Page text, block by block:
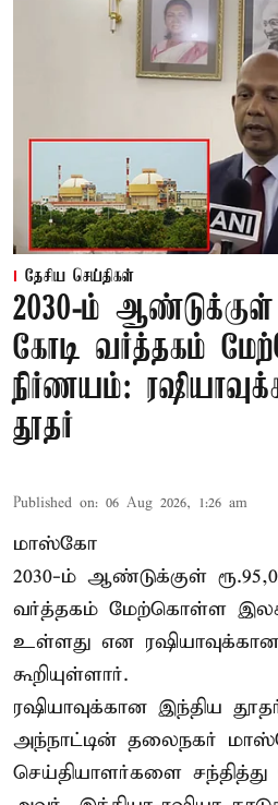
தேசிய செய்திகள்
2030-ம் ஆண்டுக்குள்
கோடி வர்த்தகம்
நிர்ணயம்:
தூதர்
Published on: 06 Aug 2026, 1:26 am
மாஸ்கோ
2030-ம் ஆண்டுக்குள்
வர்த்தகம் மேற்கொள்ள
உள்ளது என
கூறியுள்ளார்.
ரஷியாவுக்கான இந்திய
அந்நாட்டின் தலைநகர்
செய்தியாளர்களை